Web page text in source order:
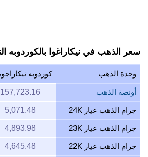
سعر الذهب في نيكاراغوا بالكوردوبه
وحدة الذهب كوردوبه
أونصة الذهب 157,723.16
جرام الذهب عيار 24K 5,071.48
جرام الذهب عيار 23K 4,893.98
جرام الذهب عيار 22K 4,645.48